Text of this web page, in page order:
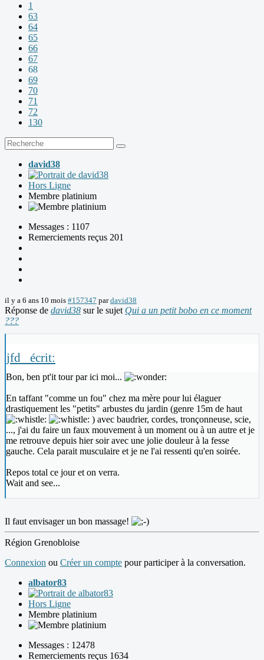
1
63
64
65
66
67
68
69
70
71
72
130
david38
Hors Ligne
Membre platinium
Messages : 1107
Remerciements reçus 201
il y a 6 ans 10 mois #157347 pardavid38
Réponse de david38 sur le sujet Qui a un petit bobo en ce moment
???
jfd_ écrit:
Bon, ben pt'it tour par ici moi...
En taffant "comme un fou" chez ma mère pour lui élaguer
drastiquement les "petits" arbustes du jardin (genre 15m de haut
) avec baudrier, cordes, tronçonneuse, scie,
..., j'ai du faire un faux mouvement à un moment ou à un autre et je
me retrouve depuis hier soir avec une jolie douleur à la fesse
gauche. Cela parait musculaire et je ne l'ai ressenti qu'en soirée.
Repos total ce jour et on verra.
Wait and see...
Il faut envisager un bon massage!
Région Grenobloise
Connexion ou Créer un compte pour participer à la conversation.
albator83
Hors Ligne
Membre platinium
Messages : 12478
Remerciements reçus 1634